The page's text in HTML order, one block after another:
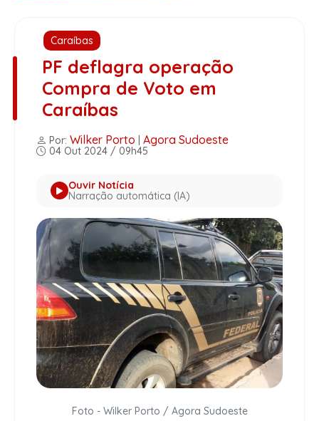
Caraíbas
PF deflagra operação
Compra de Voto em
Caraíbas
Por: Wilker Porto Agora Sudoeste
04 Out 2024 / 09h45
Ouvir Notícia
Narração automática (IA)
Foto - Wilker Porto / Agora Sudoeste